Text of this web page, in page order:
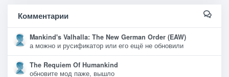
Комментарии
Mankind's Valhalla: The New German Order (EAW)
а можно и русификатор или его ещё не обновили
The Requiem Of Humankind
обновите мод паже, вышло